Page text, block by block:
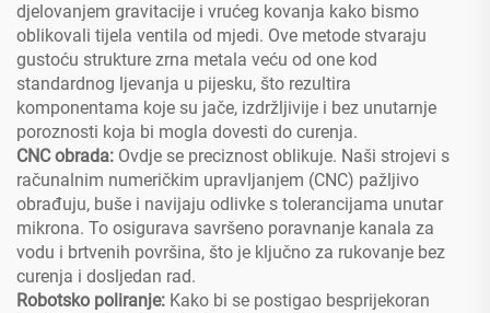
djelovanjem gravitacije i vrućeg kovanja kako bismo
oblikovali tijela ventila od mjedi. Ove metode stvaraju
gustoću strukture zrna metala veću od one kod
standardnog ljevanja u pijesku, što rezultira
komponentama koje su jače, izdržljivije i bez unutarnje
poroznosti koja bi mogla dovesti do curenja.
CNC obrada: Ovdje se preciznost oblikuje. Naši strojevi s
računalnim numeričkim upravljanjem (CNC) pažljivo
obrađuju, buše i navijaju odlivke s tolerancijama unutar
mikrona. To osigurava savršeno poravnanje kanala za
vodu i brtvenih površina, što je ključno za rukovanje bez
curenja i dosljedan rad.
Robotsko poliranje: Kako bi se postigao besprijekoran